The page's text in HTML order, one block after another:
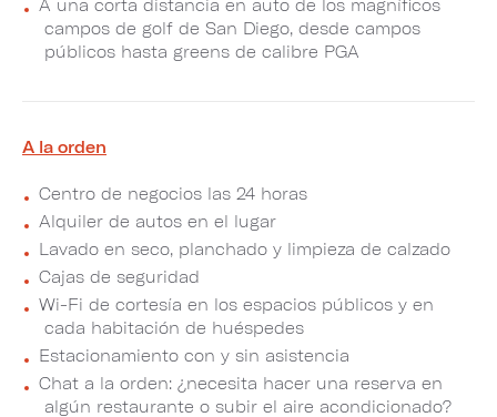
A una corta distancia en auto de los magníficos
campos de golf de San Diego, desde campos
públicos hasta greens de calibre PGA
A la orden
Centro de negocios las 24 horas
Alquiler de autos en el lugar
Lavado en seco, planchado y limpieza de calzado
Cajas de seguridad
Wi-Fi de cortesía en los espacios públicos y en
cada habitación de huéspedes
Estacionamiento con y sin asistencia
Chat a la orden: ¿necesita hacer una reserva en
algún restaurante o subir el aire acondicionado?